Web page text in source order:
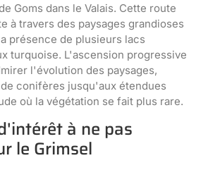
Goms dans le Valais. Cette route
à travers des paysages grandioses
présence de plusieurs lacs
turquoise. L'ascension progressive
l'évolution des paysages,
conifères jusqu'aux étendues
où la végétation se fait plus rare.
à ne pas
le Grimsel